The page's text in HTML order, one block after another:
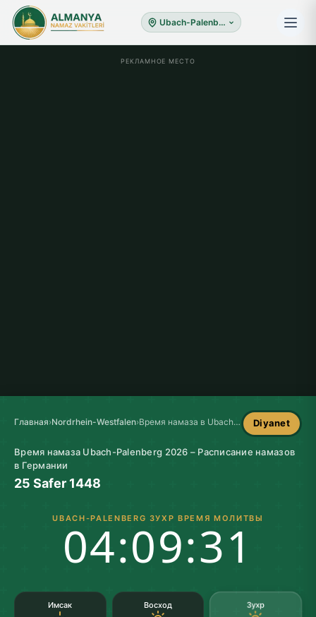
Ubach-Palenberg
РЕКЛАМНОЕ МЕСТО
Главная›Nordrhein-Westfalen› Время намаза в Ubach-Palenberg Diyanet
Время намаза Ubach-Palenberg 2026 – Расписание намазов
в Германии
25 Safer 1448
UBACH-PALENBERG ЗУХР ВРЕМЯ МОЛИТВЫ
04:09:30
Имсак Восход Зухр